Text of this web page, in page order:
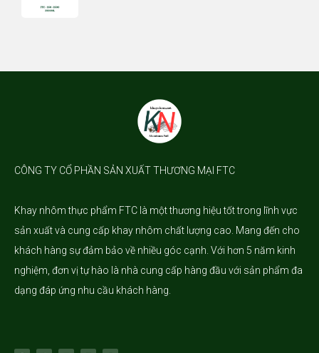
CÔNG TY CỔ PHẦN SẢN XUẤT THƯƠNG MẠI FTC
Khay nhômthực phẩm FTC là một thương hiệu tốt trong lĩnh vực
sản xuất và cung cấp khay nhôm chất lượng cao. Mang đến cho
khách hàng sự đảm bảo về nhiều góc cạnh. Với hơn 5 năm kinh
nghiệm, đơn vị tự hào là nhà cung cấp hàng đầu với sản phẩm đa
dạng đáp ứng nhu cầu khách hàng.